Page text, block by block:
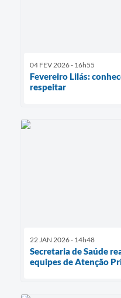
04 FEV 2026 - 16h55
Fevereiro Lilás:
respeitar
22 JAN 2026 - 14h48
Secretaria de Saúde
equipes de Atenção